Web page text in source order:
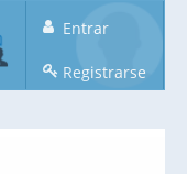
Entrar
Registrarse